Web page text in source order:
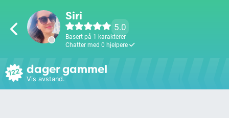
Siri
5.0
Basert på 1 karakterer
Chatter med 0 hjelpere
122 dager gammel
Vis avstand.